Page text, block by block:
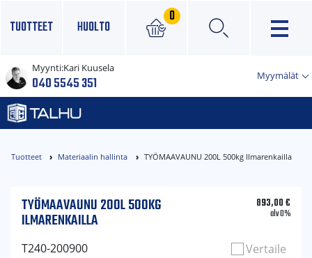
TUOTTEET HUOLTO
0
×
Myynti:Kari Kuusela
040 5545 351 Myymälät
Tuotteet Materiaalin hallinta TYÖMAAVAUNU 200L 500kg Ilmarenkailla
TYÖMAAVAUNU 200L 500KG
ILMARENKAILLA
893,00€
alv 0%
T240-200900
Vertaile